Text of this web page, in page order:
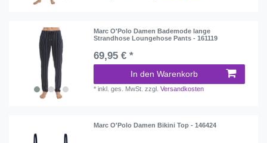
Marc O'Polo Damen Bademode lange
Strandhose Loungehose Pants - 161119
69,95 € *
In den Warenkorb
*inkl. ges. MwSt. zzgl.Versandkosten
Marc O'Polo Damen Bikini Top - 146424